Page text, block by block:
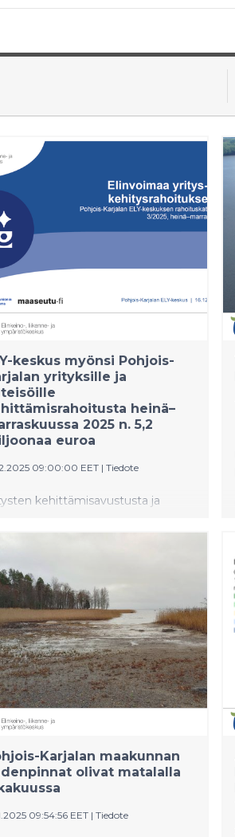
keskus myönsi Pohjois-
yrityksille ja
heinä–
2025 n. 5,2
euroa
09:00:00 EET | Tiedote
kehittämisavustusta ja
yli 3,3 miljoonaa euroa ja
investointitukea yli 800
euroa. Maaseudun
myönnettiin
yhteensä yli miljoonaa euroa.
Karjalan maakunnan
olivat matalalla
09:54:56 EET | Tiedote